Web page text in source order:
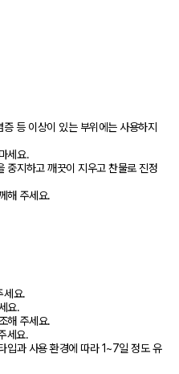
등 이상이 있는 부위에는 사용하지
세요.
중지하고 깨끗이 지우고 찬물로 진정
해 주세요.
세요.
요.
해 주세요.
세요.
입과 사용 환경에 따라 1~7일 정도 유